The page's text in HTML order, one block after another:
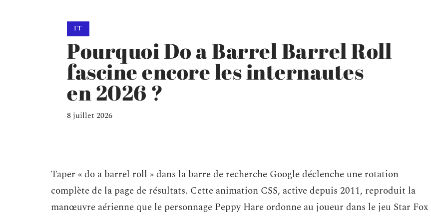
IT
Pourquoi Do a Barrel Barrel Roll
fascine encore les internautes
en 2026 ?
8 juillet 2026
Taper « do a barrel roll » dans la barre de recherche Google déclenche une rotation
complète de la page de résultats. Cette animation CSS, active depuis 2011, reproduit la
manœuvre aérienne que le personnage Peppy Hare ordonne au joueur dans le jeu Star Fox